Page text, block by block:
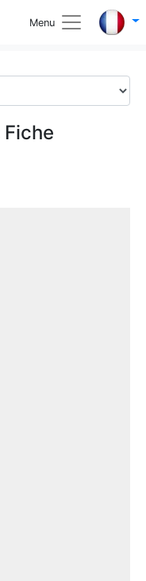
Menu
Fiche